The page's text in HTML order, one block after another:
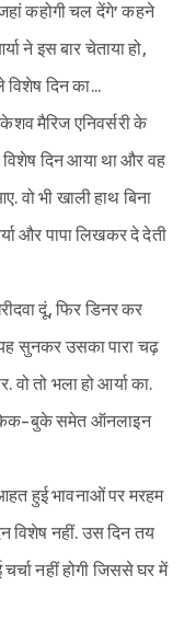
जहां कहोगी चल देंगे’ कहने
ने इस बार चेताया हो,
दिन का...
मैरिज एनिवर्सरी के
दिन आया था और वह
वो भी खाली हाथ बिना
और पापा लिखकर दे देती
दूं, फिर डिनर कर
सुनकर उसका पारा चढ़
वो तो भला हो आर्या का.
केक-बुके समेत ऑनलाइन
हुई भावनाओं पर मरहम
विशेष नहीं. उस दिन तय
नहीं होगी जिससे घर में